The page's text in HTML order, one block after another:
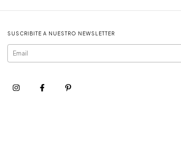
SUSCRIBITE A NUESTRO NEWSLETTER